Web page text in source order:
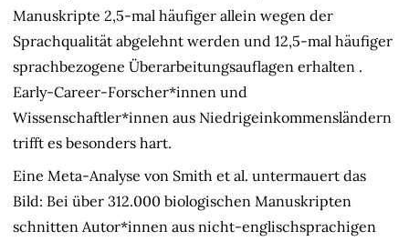
Manuskripte 2,5-mal häufiger allein wegen der
Sprachqualität abgelehnt werden und 12,5-mal häufiger
sprachbezogene Überarbeitungsauflagen erhalten .
Early-Career-Forscher*innen und
Wissenschaftler*innen aus Niedrigeinkommensländern
trifft es besonders hart.
Eine Meta-Analyse von Smith et al. untermauert das
Bild: Bei über 312.000 biologischen Manuskripten
schnitten Autor*innen aus nicht-englischsprachigen